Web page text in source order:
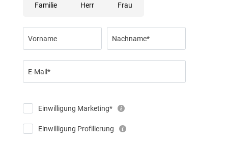
Familie Herr Frau
Vorname Nachname*
E-Mail*
Einwilligung Marketing*
Einwilligung Profilierung